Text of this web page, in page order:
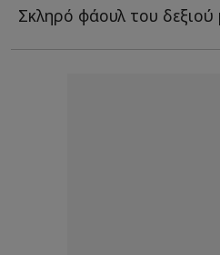
Σκληρό φάουλ του δεξιού